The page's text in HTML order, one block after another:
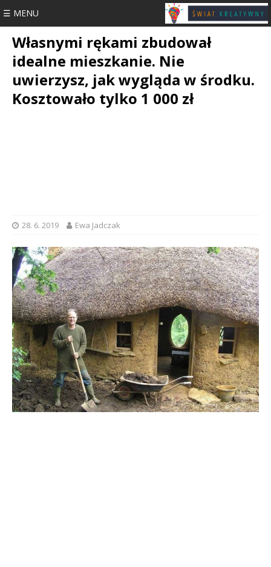
☰ MENU
Własnymi rękami zbudował
idealne mieszkanie. Nie
uwierzysz, jak wygląda w środku.
Kosztowało tylko 1 000 zł
28. 6. 2019 Ewa Jadczak